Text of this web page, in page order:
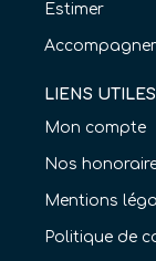
Estimer
LIENS UTILES
Mon compte
Nos
Mentions
Politique de